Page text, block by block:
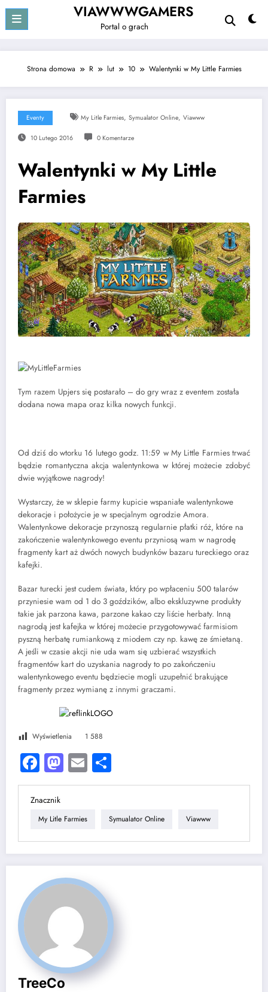
treści
VIAWWWGAMERS
Portal o grach
Strona domowa R lut 10 Walentynki w My Little Farmies
Eventy My Litle Farmies, Symualator Online, Viawww
10 Lutego 2016 0 Komentarze
Walentynki w My Little
Farmies
Tym razem Upjers się postarało – do gry wraz z eventem została
dodana nowa mapa oraz kilka nowych funkcji.
Od dziś do wtorku 16 lutego godz. 11:59 w My Little Farmies trwać
będzie romantyczna akcja walentynkowa w której możecie zdobyć
dwie wyjątkowe nagrody!
Wystarczy, że w sklepie farmy kupicie wspaniałe walentynkowe
dekoracje i położycie je w specjalnym ogrodzie Amora.
Walentynkowe dekoracje przynoszą regularnie płatki róż, które na
zakończenie walentynkowego eventu przyniosą wam w nagrodę
fragmenty kart aż dwóch nowych budynków bazaru tureckiego oraz
kafejki.
Bazar turecki jest cudem świata, który po wpłaceniu 500 talarów
przyniesie wam od 1 do 3 goździków, albo ekskluzywne produkty
takie jak parzona kawa, parzone kakao czy liście herbaty. Inną
nagrodą jest kafejka w której możecie przygotowywać farmisiom
pyszną herbatę rumiankową z miodem czy np. kawę ze śmietaną.
A jeśli w czasie akcji nie uda wam się uzbierać wszystkich
fragmentów kart do uzyskania nagrody to po zakończeniu
walentynkowego eventu będziecie mogli uzupełnić brakujące
fragmenty przez wymianę z innymi graczami.
Wyświetlenia 1 588
Facebook
Mastodon
Email
Znacznik
My Litle Farmies Symualator Online Viawww
TreeCo